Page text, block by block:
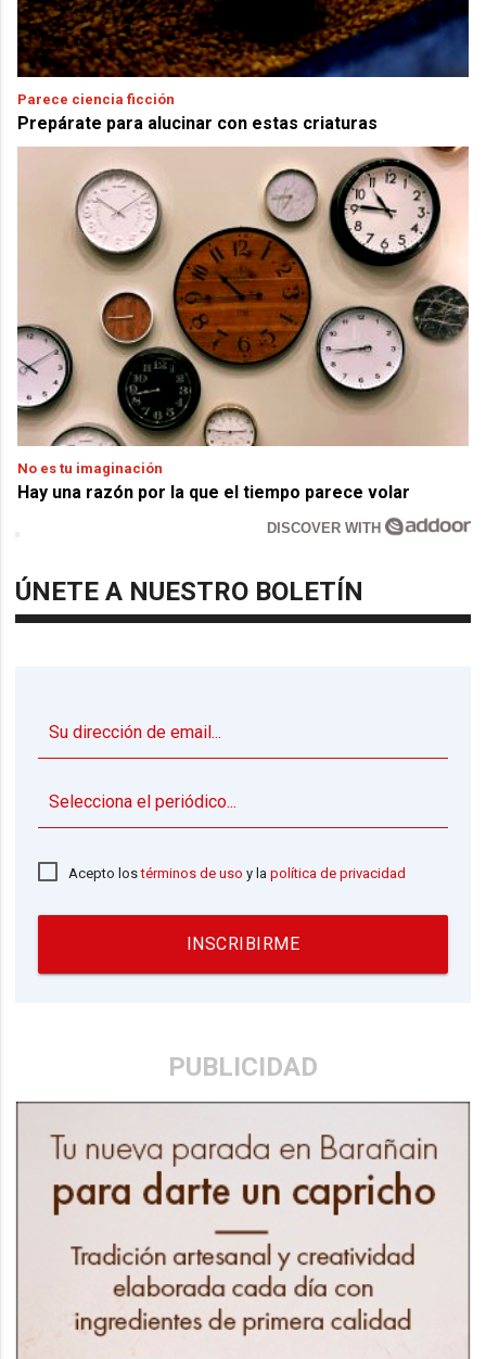
Parece ciencia ficción
Prepárate para alucinar con estas criaturas
No es tu imaginación
Hay una razón por la que el tiempo parece volar
DISCOVER WITH
ÚNETE A NUESTRO BOLETÍN
Acepto lostérminos de uso y lapolítica de privacidad
INSCRIBIRME
PUBLICIDAD